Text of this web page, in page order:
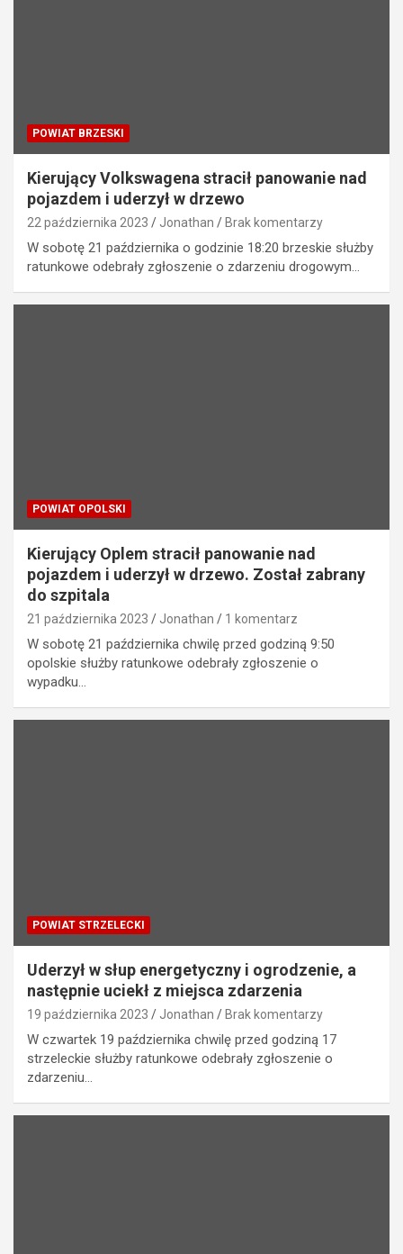
POWIAT BRZESKI
Kierujący Volkswagena stracił panowanie nad
pojazdem i uderzył w drzewo
22 października 2023 Jonathan Brak komentarzy
W sobotę 21 października o godzinie 18:20 brzeskie służby
ratunkowe odebrały zgłoszenie o zdarzeniu drogowym…
POWIAT OPOLSKI
Kierujący Oplem stracił panowanie nad
pojazdem i uderzył w drzewo. Został zabrany
do szpitala
21 października 2023 Jonathan 1 komentarz
W sobotę 21 października chwilę przed godziną 9:50
opolskie służby ratunkowe odebrały zgłoszenie o
wypadku…
POWIAT STRZELECKI
Uderzył w słup energetyczny i ogrodzenie, a
następnie uciekł z miejsca zdarzenia
19 października 2023 Jonathan Brak komentarzy
W czwartek 19 października chwilę przed godziną 17
strzeleckie służby ratunkowe odebrały zgłoszenie o
zdarzeniu…